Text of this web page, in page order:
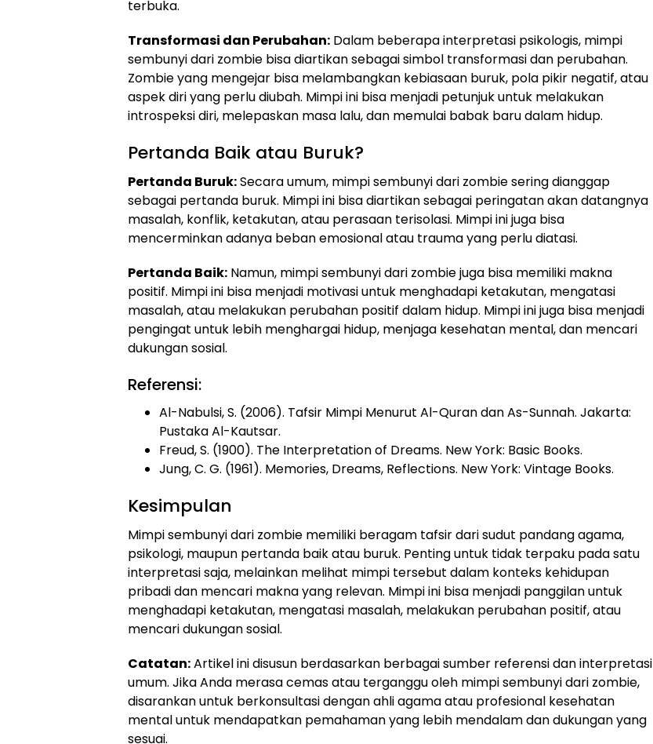
terbuka.
Transformasi dan Perubahan: Dalam beberapa interpretasi psikologis, mimpi
sembunyi dari zombie bisa diartikan sebagai simbol transformasi dan perubahan.
Zombie yang mengejar bisa melambangkan kebiasaan buruk, pola pikir negatif, atau
aspek diri yang perlu diubah. Mimpi ini bisa menjadi petunjuk untuk melakukan
introspeksi diri, melepaskan masa lalu, dan memulai babak baru dalam hidup.
Pertanda Baik atau Buruk?
Pertanda Buruk:Secara umum, mimpi sembunyi dari zombie sering dianggap
sebagai pertanda buruk. Mimpi ini bisa diartikan sebagai peringatan akan datangnya
masalah, konflik, ketakutan, atau perasaan terisolasi. Mimpi ini juga bisa
mencerminkan adanya beban emosional atau trauma yang perlu diatasi.
Pertanda Baik: Namun, mimpi sembunyi dari zombie juga bisa memiliki makna
positif. Mimpi ini bisa menjadi motivasi untuk menghadapi ketakutan, mengatasi
masalah, atau melakukan perubahan positif dalam hidup. Mimpi ini juga bisa menjadi
pengingat untuk lebih menghargai hidup, menjaga kesehatan mental, dan mencari
dukungan sosial.
Referensi:
Al-Nabulsi, S. (2006). Tafsir Mimpi Menurut Al-Quran dan As-Sunnah. Jakarta:
Pustaka Al-Kautsar.
Freud, S. (1900). The Interpretation of Dreams. New York: Basic Books.
Jung, C. G. (1961). Memories, Dreams, Reflections. New York: Vintage Books.
Kesimpulan
Mimpi sembunyi dari zombie memiliki beragam tafsir dari sudut pandang agama,
psikologi, maupun pertanda baik atau buruk. Penting untuk tidak terpaku pada satu
interpretasi saja, melainkan melihat mimpi tersebut dalam konteks kehidupan
pribadi dan mencari makna yang relevan. Mimpi ini bisa menjadi panggilan untuk
menghadapi ketakutan, mengatasi masalah, melakukan perubahan positif, atau
mencari dukungan sosial.
Catatan:Artikel ini disusun berdasarkan berbagai sumber referensi dan interpretasi
umum. Jika Anda merasa cemas atau terganggu oleh mimpi sembunyi dari zombie,
disarankan untuk berkonsultasi dengan ahli agama atau profesional kesehatan
mental untuk mendapatkan pemahaman yang lebih mendalam dan dukungan yang
sesuai.